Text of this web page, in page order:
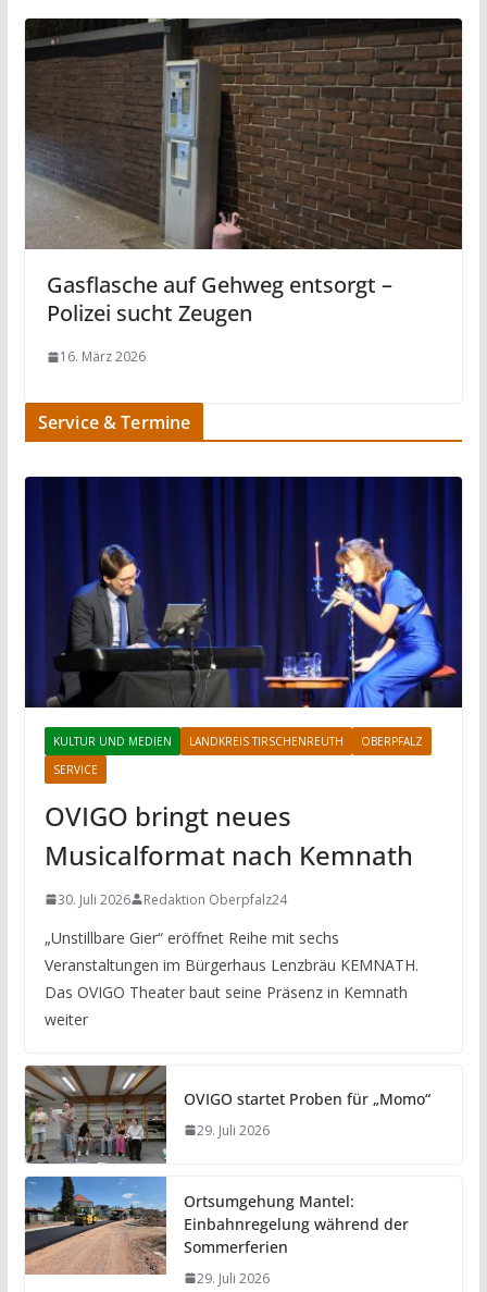
Gasflasche auf Gehweg entsorgt –
Polizei sucht Zeugen
16. März 2026
Service & Termine
KULTUR UND MEDIEN LANDKREIS TIRSCHENREUTH
OBERPFALZ
SERVICE
OVIGO bringt neues
Musicalformat nach Kemnath
30. Juli 2026 Redaktion Oberpfalz24
„Unstillbare Gier“ eröffnet Reihe mit sechs
Veranstaltungen im Bürgerhaus Lenzbräu KEMNATH.
Das OVIGO Theater baut seine Präsenz in Kemnath
weiter
OVIGO startet Proben für „Momo“
29. Juli 2026
Ortsumgehung Mantel:
Einbahnregelung während der
Sommerferien
29. Juli 2026